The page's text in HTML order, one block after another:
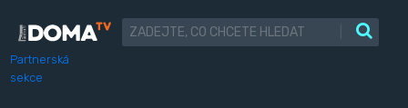
Partnerská
sekce